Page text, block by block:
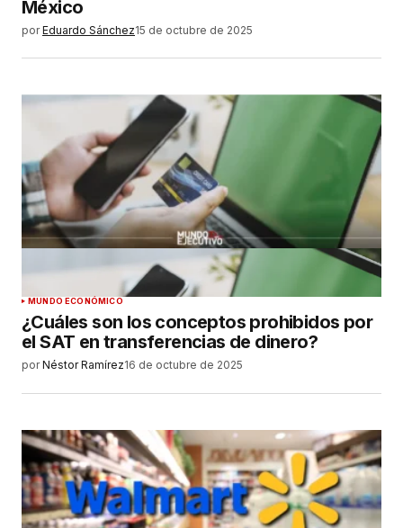
México
por Eduardo Sánchez15 de octubre de 2025
MUNDO ECONÓMICO
¿Cuáles son los conceptos prohibidos por
el SAT en transferencias de dinero?
por Néstor Ramírez16 de octubre de 2025